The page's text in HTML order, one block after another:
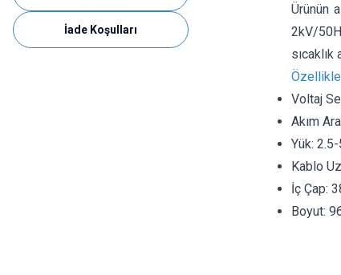
İade Koşulları
Ürünün
2kV/
sıcaklık
Voltaj
Akım
Yük:
Kablo
İç Çap:
Boyut: